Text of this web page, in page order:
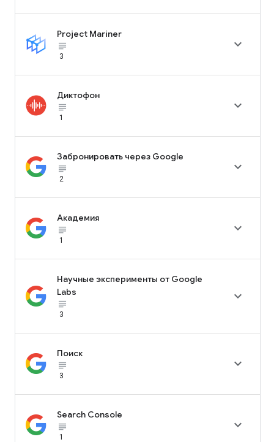
Project Mariner
subject_black
3

Диктофон
subject_black
1

Забронировать через Google
subject_black
2

Академия
subject_black
1

Научные эксперименты от Google
Labs
subject_black
3

Поиск
subject_black
3

Search Console
subject_black
1
